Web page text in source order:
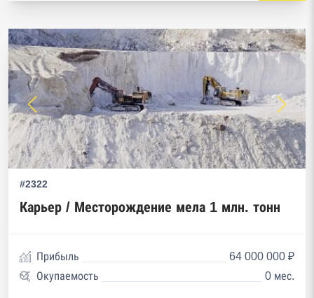
#2322
Карьер / Месторождение мела 1 млн. тонн
Прибыль
64 000 000 ₽
Окупаемость
0 мес.